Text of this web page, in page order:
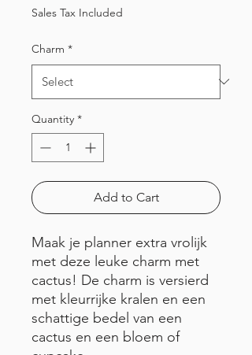
Sales Tax Included
Charm *
Quantity *
Add to Cart
Maak je planner extra vrolijk
met deze leuke charm met
cactus! De charm is versierd
met kleurrijke kralen en een
schattige bedel van een
cactus en een bloem of